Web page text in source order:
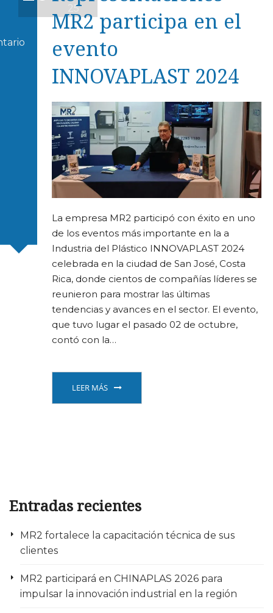
25
MR2 participa en el
evento
INNOVAPLAST 2024
La empresa MR2 participó con éxito en uno
de los eventos más importante en la a
Industria del Plástico INNOVAPLAST 2024
celebrada en la ciudad de San José, Costa
Rica, donde cientos de compañías líderes se
reunieron para mostrar las últimas
tendencias y avances en el sector. El evento,
que tuvo lugar el pasado 02 de octubre,
contó con la…
LEER MÁS
Entradas recientes
MR2 fortalece la capacitación técnica de sus
clientes
MR2 participará en CHINAPLAS 2026 para
impulsar la innovación industrial en la región